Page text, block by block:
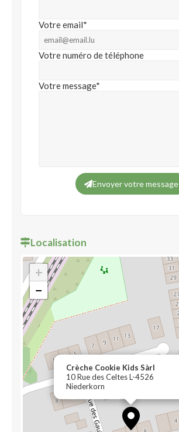
Votre email*
Votre numéro de téléphone
Votre message*
Envoyer votre message
Localisation
Crèche Cookie Kids Sàrl
10 Rue des Celtes L-4526
Niederkorn
+
−